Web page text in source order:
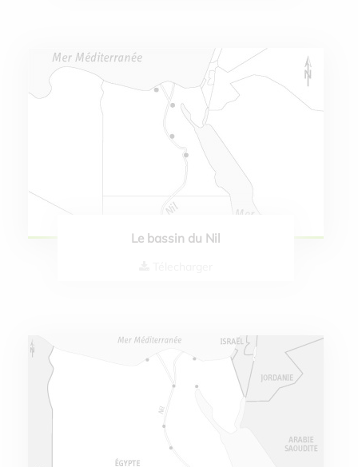
Le bassin du Nil